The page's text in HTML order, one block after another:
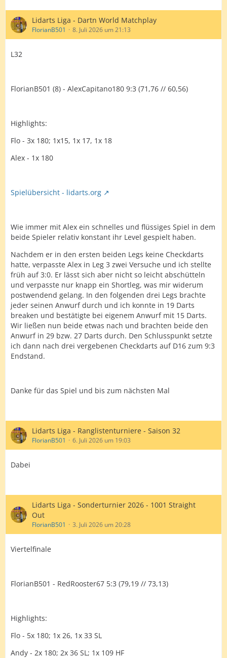
Lidarts Liga - Dartn World Matchplay
FlorianB501 8. Juli 2026 um 21:13
L32
FlorianB501 (8) - AlexCapitano180 9:3 (71,76 // 60,56)
Highlights:
Flo - 3x 180; 1x15, 1x 17, 1x 18
Alex - 1x 180
Spielübersicht - lidarts.org
Wie immer mit Alex ein schnelles und flüssiges Spiel in dem
beide Spieler relativ konstant ihr Level gespielt haben.
Nachdem er in den ersten beiden Legs keine Checkdarts
hatte, verpasste Alex in Leg 3 zwei Versuche und ich stellte
früh auf 3:0. Er lässt sich aber nicht so leicht abschütteln
und verpasste nur knapp ein Shortleg, was mir widerum
postwendend gelang. In den folgenden drei Legs brachte
jeder seinen Anwurf durch und ich konnte in 19 Darts
breaken und bestätigte bei eigenem Anwurf mit 15 Darts.
Wir ließen nun beide etwas nach und brachten beide den
Anwurf in 29 bzw. 27 Darts durch. Den Schlusspunkt setzte
ich dann nach drei vergebenen Checkdarts auf D16 zum 9:3
Endstand.
Danke für das Spiel und bis zum nächsten Mal
Lidarts Liga - Ranglistenturniere - Saison 32
FlorianB501 6. Juli 2026 um 19:03
Dabei
Lidarts Liga - Sonderturnier 2026 - 1001 Straight
Out
FlorianB501 3. Juli 2026 um 20:28
Viertelfinale
FlorianB501 - RedRooster67 5:3 (79,19 // 73,13)
Highlights:
Flo - 5x 180; 1x 26, 1x 33 SL
Andy - 2x 180; 2x 36 SL; 1x 109 HF